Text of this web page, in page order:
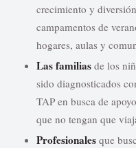
crecimiento y
campamentos de
hogares, aulas y
Las familias de los
sido diagnosticados
TAP en busca de
que no tengan que
Profesionales que